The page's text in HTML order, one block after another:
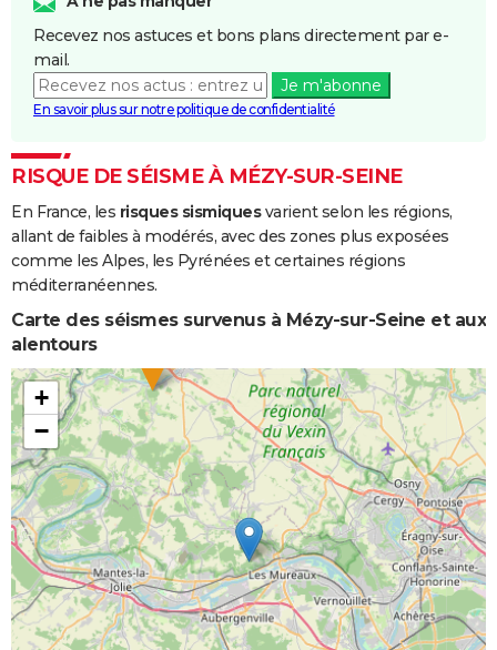
Inondations
et/ou
Boue
05/08/1994 05/08/1994 1 j
Inondations
et/ou
Coulées de
Boue
09/04/1983 27/04/1983 19 j Oui
Recevez nos astuces et bons plans directement par e-
mail.
Je m'abonne
En savoir plus sur notre politique de confidentialité
RISQUE DE SÉISME À MÉZY-SUR-SEINE
En France, les risques sismiquesvarient selon les régions,
allant de faibles à modérés, avec des zones plus exposées
comme les Alpes, les Pyrénées et certaines régions
méditerranéennes.
Carte des séismes survenus à Mézy-sur-Seine et aux
alentours
+
−